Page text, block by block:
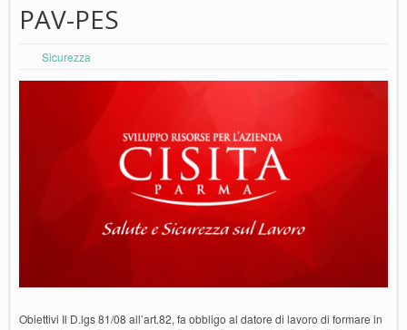
PAV-PES
Sicurezza
Obiettivi Il D.lgs 81/08 all’art.82, fa obbligo al datore di lavoro di formare in